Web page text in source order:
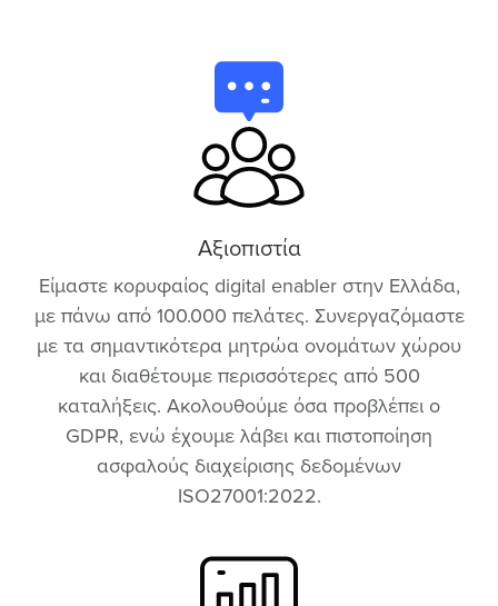
Αξιοπιστία
Είμαστε κορυφαίος digital enabler στην Ελλάδα,
με πάνω από 100.000 πελάτες. Συνεργαζόμαστε
με τα σημαντικότερα μητρώα ονομάτων χώρου
και διαθέτουμε περισσότερες από 500
καταλήξεις. Ακολουθούμε όσα προβλέπει ο
GDPR, ενώ έχουμε λάβει και πιστοποίηση
ασφαλούς διαχείρισης δεδομένων
ISO27001:2022.